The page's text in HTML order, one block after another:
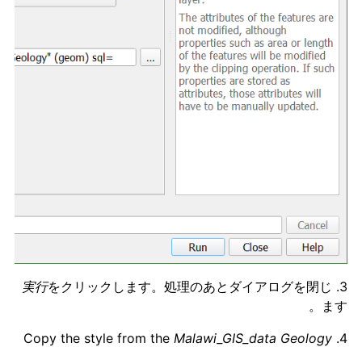
3.
実行をクリックします。処理のあとダイアログを閉じ
ます。
4. Copy the style from the
Malawi_GIS_data Geology